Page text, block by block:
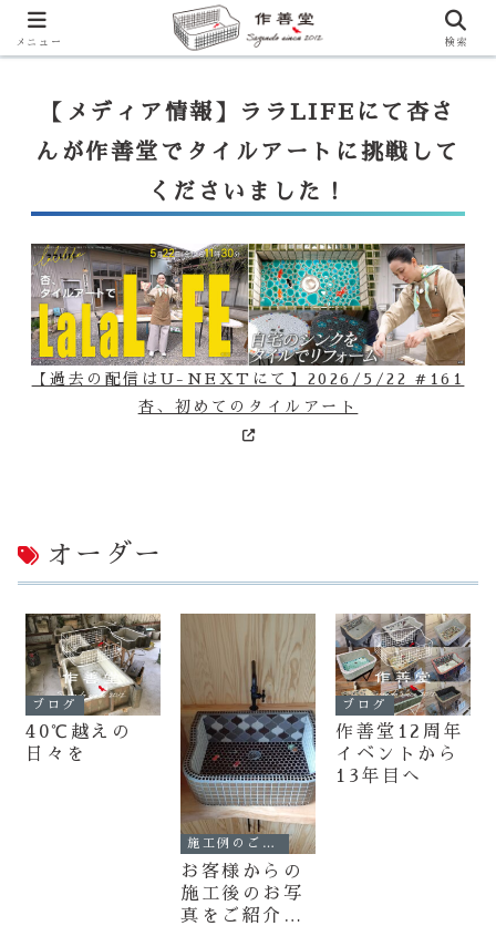
【ララLIFE】特注カウンター付シンク（40万円～）のお問合せはこ
一番下のフォームにご記入ください
【メディア情報】ララLIFEにて杏さ
んが作善堂でタイルアートに挑戦して
くださいました！
【過去の配信はU-NEXTにて】2026/5/22 #161
杏、初めてのタイルアート
オーダー
ブログ
40℃越えの
日々を
施工例のご紹介
お客様からの
施工後のお写
真をご紹介
ブログ
作善堂12周年
イベントから
13年目へ
メニュー 検索